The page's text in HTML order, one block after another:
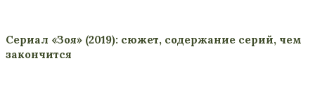
Сериал «Зоя» (2019): сюжет, содержание серий, чем
закончится